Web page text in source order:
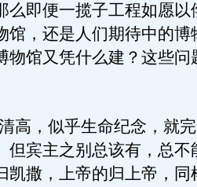
么即便一揽子工程如愿以
馆，还是人们期待中的博
物馆又凭什么建？这些问
高，似乎生命纪念，就
但宾主之别总该有，总不
凯撒，上帝的归上帝，同